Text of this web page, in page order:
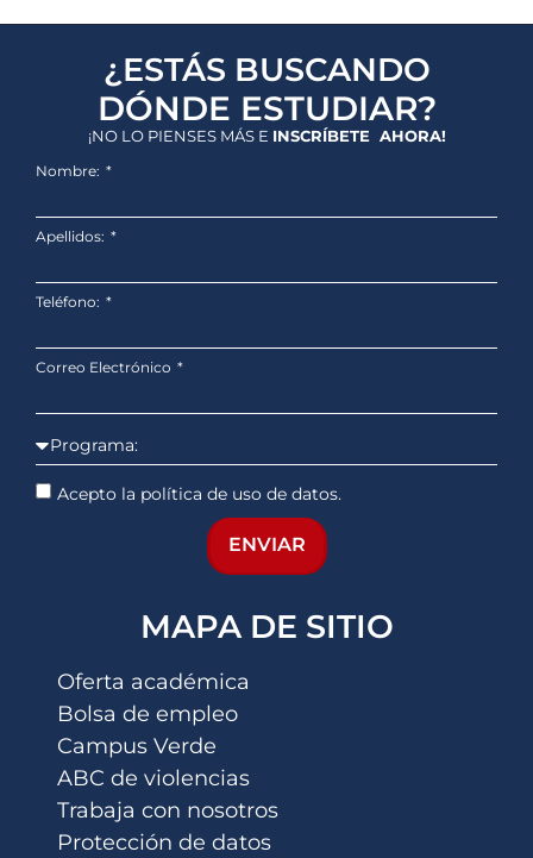
¿ESTÁS BUSCANDO
DÓNDE ESTUDIAR?
¡NO LO PIENSES MÁS E INSCRÍBETE AHORA!
Nombre:
Apellidos:
Teléfono:
Correo Electrónico
Acepto la política de uso de datos.
ENVIAR
MAPA DE SITIO
Oferta académica
Bolsa de empleo
Campus Verde
ABC de violencias
Trabaja con nosotros
Protección de datos